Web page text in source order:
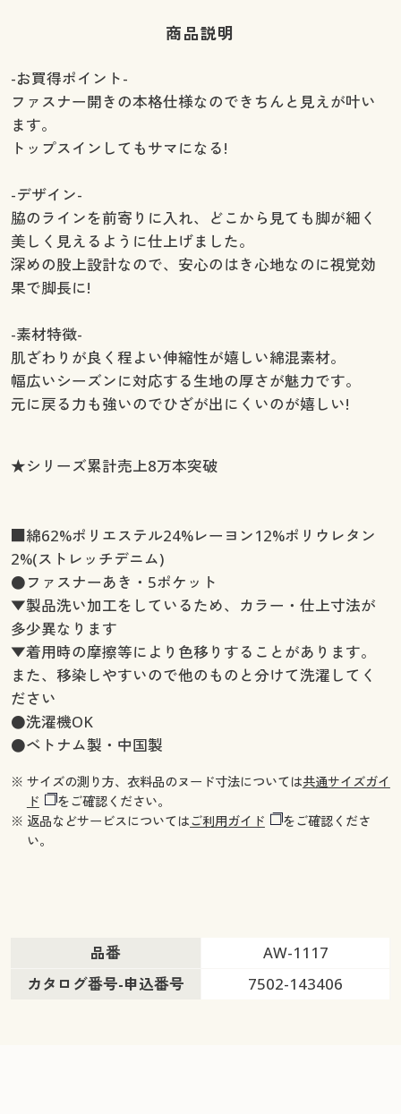
商品説明
-お買得ポイント-
ファスナー開きの本格仕様なのできちんと見えが叶い
ます。
トップスインしてもサマになる!
-デザイン-
脇のラインを前寄りに入れ、どこから見ても脚が細く
美しく見えるように仕上げました。
深めの股上設計なので、安心のはき心地なのに視覚効
果で脚長に!
-素材特徴-
肌ざわりが良く程よい伸縮性が嬉しい綿混素材。
幅広いシーズンに対応する生地の厚さが魅力です。
元に戻る力も強いのでひざが出にくいのが嬉しい!
★シリーズ累計売上8万本突破
■綿62%ポリエステル24%レーヨン12%ポリウレタン
2%(ストレッチデニム)
●ファスナーあき・5ポケット
▼製品洗い加工をしているため、カラー・仕上寸法が
多少異なります
▼着用時の摩擦等により色移りすることがあります。
また、移染しやすいので他のものと分けて洗濯してく
ださい
●洗濯機OK
●ベトナム製・中国製
※ サイズの測り方、衣料品のヌード寸法については共通サイズガイ
ド
をご確認ください。
※ 返品などサービスについてはご利用ガイド
をご確認くださ
い。
品番
AW-1117
カタログ番号-申込番号
7502-143406